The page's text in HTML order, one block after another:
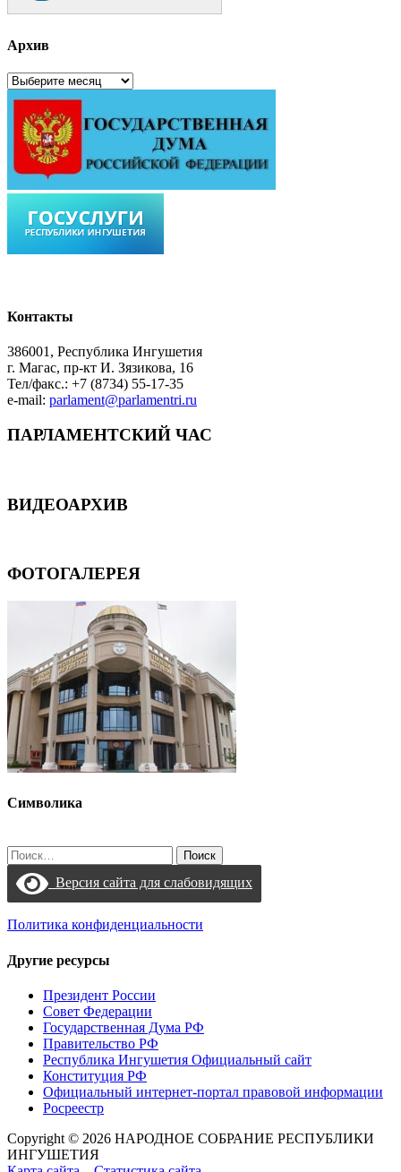
Архив
Архив
Контакты
386001, Республика Ингушетия
г. Магас, пр-кт И. Зязикова, 16
Тел/факс.: +7 (8734) 55-17-35
e-mail: parlament@parlamentri.ru
ПАРЛАМЕНТСКИЙ ЧАС
ВИДЕОАРХИВ
ФОТОГАЛЕРЕЯ
Символика
Найти:
Версия сайта для слабовидящих
Политика конфиденциальности
Другие ресурсы
Президент России
Совет Федерации
Государственная Дума РФ
Правительство РФ
Республика Ингушетия Официальный сайт
Конституция РФ
Официальный интернет-портал правовой информации
Росреестр
Copyright © 2026 НАРОДНОЕ СОБРАНИЕ РЕСПУБЛИКИ
ИНГУШЕТИЯ